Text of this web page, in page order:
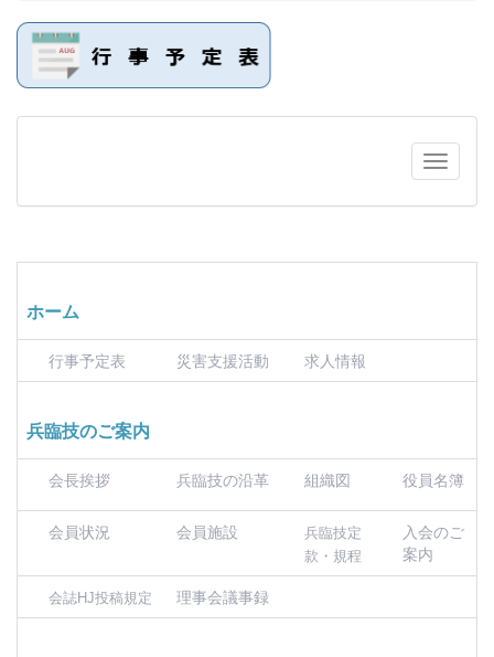
ホーム
行事予定表 災害支援活動 求人情報
兵臨技のご案内
会長挨拶 兵臨技の沿革 組織図 役員名簿
会員状況 会員施設
兵臨技定
款・規程
入会のご
案内
会誌HJ投稿規定 理事会議事録